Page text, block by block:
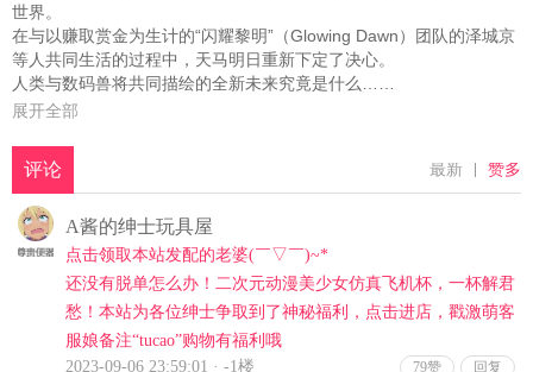
世界。
在与以赚取赏金为生计的“闪耀黎明”（Glowing Dawn）团队的泽城京
等人共同生活的过程中，天马明日重新下定了决心。
人类与数码兽将共同描绘的全新未来究竟是什么……
展开全部